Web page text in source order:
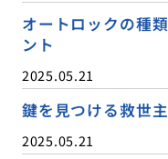
オートロックの種
ント
2025.05.21
鍵を見つける救世
2025.05.21